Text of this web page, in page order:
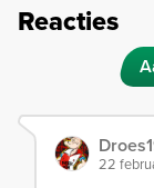
Reacties
22